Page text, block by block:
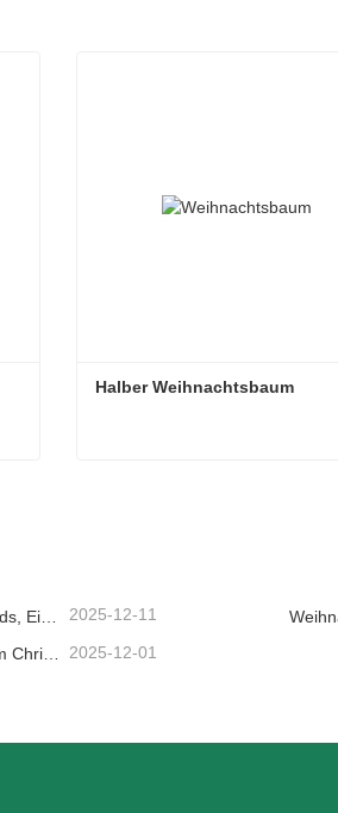
Halber Weihnachtsbaum
2025-12-11
2025-12-01